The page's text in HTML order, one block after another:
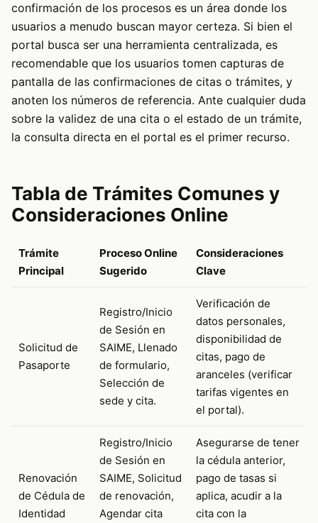
confirmación de los procesos es un área donde los
usuarios a menudo buscan mayor certeza. Si bien el
portal busca ser una herramienta centralizada, es
recomendable que los usuarios tomen capturas de
pantalla de las confirmaciones de citas o trámites, y
anoten los números de referencia. Ante cualquier duda
sobre la validez de una cita o el estado de un trámite,
la consulta directa en el portal es el primer recurso.
Tabla de Trámites Comunes y
Consideraciones Online
Trámite
Principal
Proceso Online
Sugerido
Consideraciones
Clave
Solicitud de
Pasaporte
Registro/Inicio
de Sesión en
SAIME, Llenado
de formulario,
Selección de
sede y cita.
Verificación de
datos personales,
disponibilidad de
citas, pago de
aranceles (verificar
tarifas vigentes en
el portal).
Renovación
de Cédula de
Identidad
Registro/Inicio
de Sesión en
SAIME, Solicitud
de renovación,
Agendar cita
Asegurarse de tener
la cédula anterior,
pago de tasas si
aplica, acudir a la
cita con la